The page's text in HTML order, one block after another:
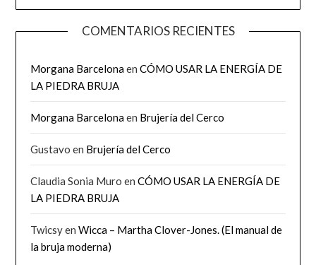
COMENTARIOS RECIENTES
Morgana BarcelonaenCÓMO USAR LA ENERGÍA DE
LA PIEDRA BRUJA
Morgana Barcelonaen Brujería del Cerco
Gustavo en Brujería del Cerco
Claudia Sonia Muro enCÓMO USAR LA ENERGÍA DE
LA PIEDRA BRUJA
TwicsyenWicca – Martha Clover-Jones. (El manual de
la bruja moderna)